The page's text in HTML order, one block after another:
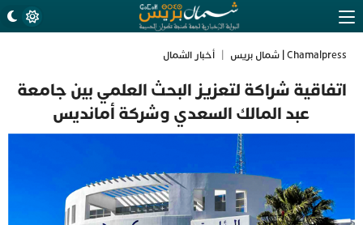
Chamalpress | شمال بريس أخبار الشمال
اتفاقية شراكة لتعزيز البحث العلمي بين جامعة
عبد المالك السعدي وشركة أمانديس